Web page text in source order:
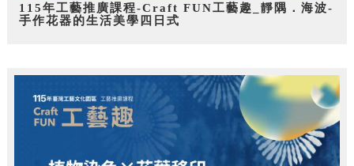
115年工藝推廣課程-Craft FUN工藝趣_靜隅．海波-
手作花器的生活美學四日式